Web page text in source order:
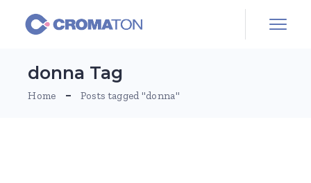
donna Tag
Home Posts tagged "donna"